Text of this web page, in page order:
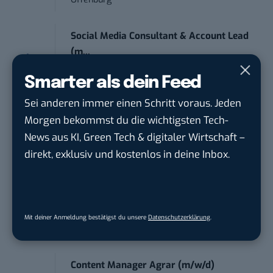
Smarter als dein Feed
Sei anderen immer einen Schritt voraus. Jeden
Morgen bekommst du die wichtigsten Tech-
News aus KI, Green Tech & digitaler Wirtschaft –
direkt, exklusiv und kostenlos in deine Inbox.
Mit deiner Anmeldung bestätigst du unsere Datenschutzerklärung.
Social Media Consultant & Account Lead
(m...
Frankfurt am Main
Sales-Manager (m/w/d) Online-
Marketing
.wtv Württemberger Medien GmbH & ...
ZEISSinOberkochen (Baden-Württemberg),
Content Manager Agrar (m/w/d)